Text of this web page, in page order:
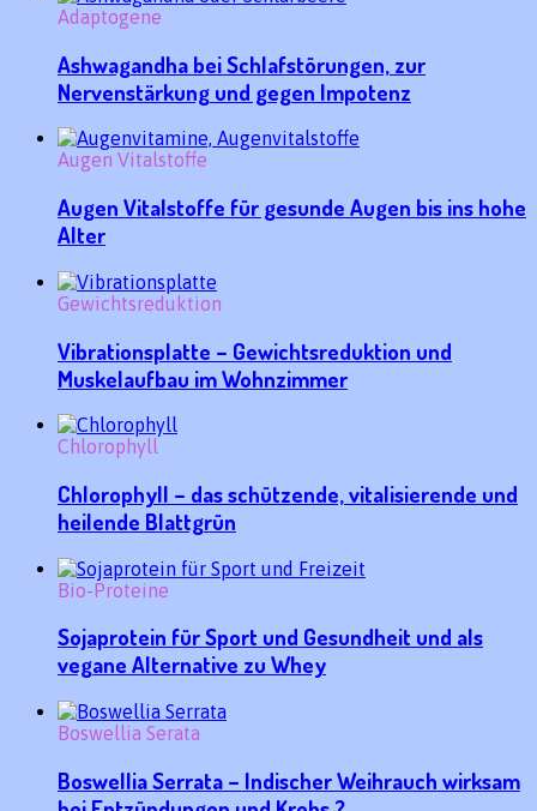
Adaptogene
Ashwagandha bei Schlafstörungen, zur
Nervenstärkung und gegen Impotenz
Augen Vitalstoffe
Augen Vitalstoffe für gesunde Augen bis ins hohe
Alter
Gewichtsreduktion
Vibrationsplatte – Gewichtsreduktion und
Muskelaufbau im Wohnzimmer
Chlorophyll
Chlorophyll – das schützende, vitalisierende und
heilende Blattgrün
Bio-Proteine
Sojaprotein für Sport und Gesundheit und als
vegane Alternative zu Whey
Boswellia Serata
Boswellia Serrata – Indischer Weihrauch wirksam